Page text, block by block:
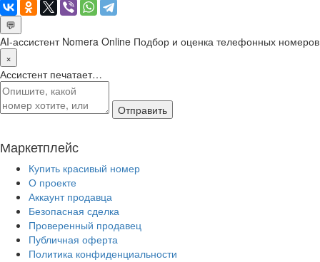
💬
AI-ассистент Nomera Online Подбор и оценка телефонных номеров
×
Ассистент печатает…
Отправить
Маркетплейс
Купить красивый номер
О проекте
Аккаунт продавца
Безопасная сделка
Проверенный продавец
Публичная оферта
Политика конфиденциальности